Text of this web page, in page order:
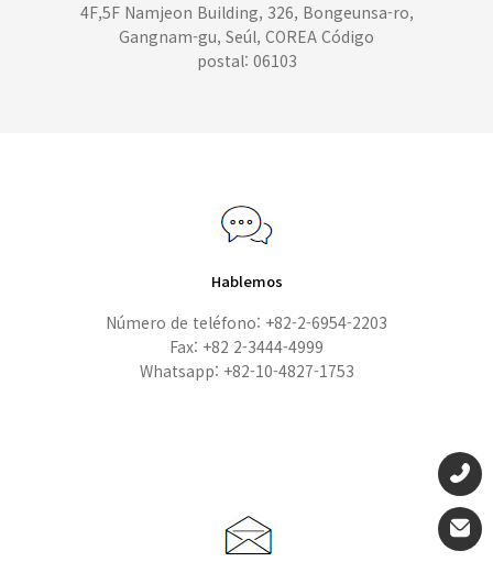
4F,5F Namjeon Building, 326, Bongeunsa-ro,
Gangnam-gu, Seúl, COREA Código
postal: 06103
Hablemos
Número de teléfono: +82-2-6954-2203
Fax: +82 2-3444-4999
Whatsapp: +82-10-4827-1753